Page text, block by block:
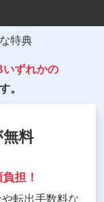
特典
ずれかの
。
料
担！
転出手数料な